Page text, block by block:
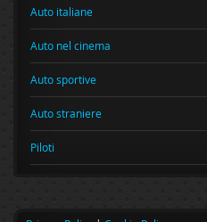
Auto italiane
Auto nel cinema
Auto sportive
Auto straniere
Piloti